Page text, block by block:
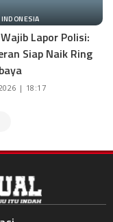
Lapor Polisi:
Siap Naik Ring
| 18:17